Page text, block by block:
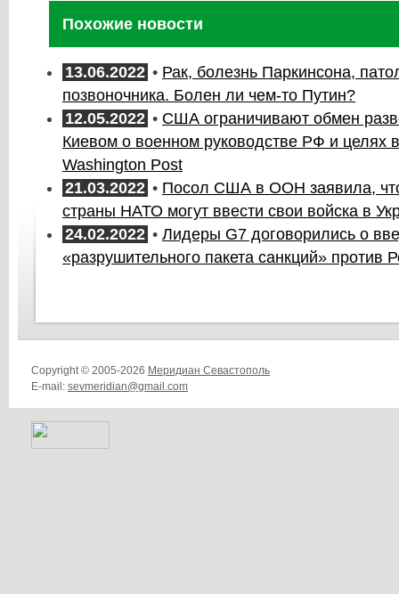
Похожие новости
13.06.2022 • Рак, болезнь Паркинсона,
позвоночника. Болен ли чем-то Путин?
12.05.2022 • США ограничивают обмен
Киевом о военном руководстве РФ и целях
Washington Post
21.03.2022 • Посол США в ООН заявила,
страны НАТО могут ввести свои войска в
24.02.2022 • Лидеры G7 договорились о
«разрушительного пакета санкций» против
Copyright © 2005-2026 Меридиан Севастополь
E-mail: sevmeridian@gmail.com